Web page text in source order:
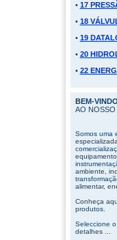
• 17
• 18
• 19
• 20
• 22
BEM-VINDO
AO NOSSO
Somos uma
ambiente,
alimentar,
Conheça
produtos.
Seleccione
detalhes ...